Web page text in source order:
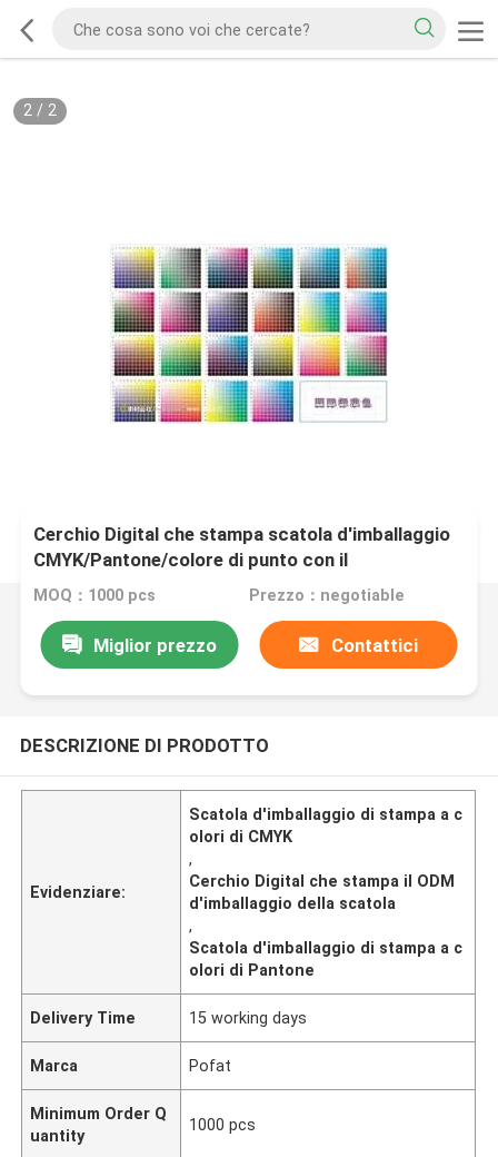
2/ 2
Cerchio Digital che stampa scatola d'imballaggio
CMYK/Pantone/colore di punto con il
gancio/magnete
MOQ：1000 pcs Prezzo：negotiable
Miglior prezzo Contattici
DESCRIZIONE DI PRODOTTO
Evidenziare:
Scatola d'imballaggio di stampa a c
olori di CMYK
,
Cerchio Digital che stampa il ODM
d'imballaggio della scatola
,
Scatola d'imballaggio di stampa a c
olori di Pantone
Delivery Time 15 working days
Marca Pofat
Minimum Order Q
uantity
1000 pcs